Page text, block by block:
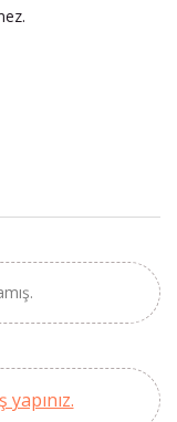
yapınız.
Hasat,
Litre) -